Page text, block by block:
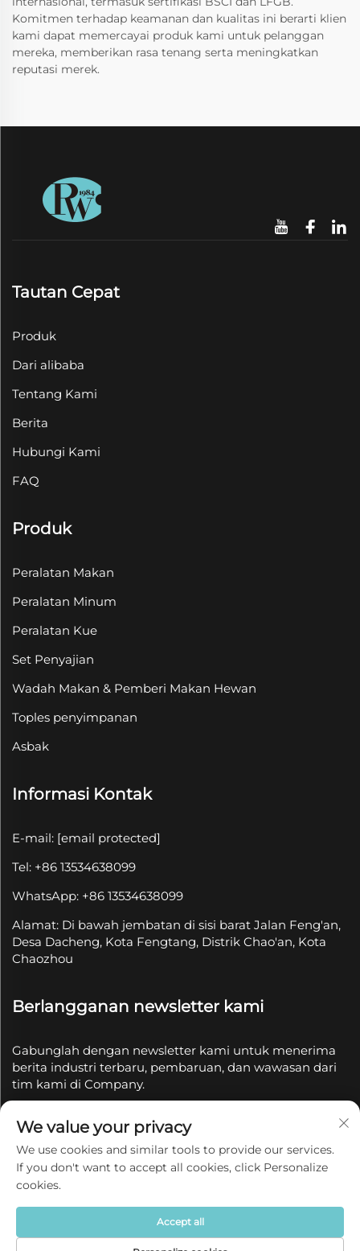
Komitmen terhadap keamanan dan kualitas ini berarti klien
kami dapat memercayai produk kami untuk pelanggan
mereka, memberikan rasa tenang serta meningkatkan
reputasi merek.
Tautan Cepat
Produk
Dari alibaba
Tentang Kami
Berita
Hubungi Kami
FAQ
Produk
Peralatan Makan
Peralatan Minum
Peralatan Kue
Set Penyajian
Wadah Makan & Pemberi Makan Hewan
Toples penyimpanan
Asbak
Informasi Kontak
E-mail: [email protected]
Tel: +86 13534638099
WhatsApp: +86 13534638099
Alamat: Di bawah jembatan di sisi barat Jalan Feng'an,
Desa Dacheng, Kota Fengtang, Distrik Chao'an, Kota
Chaozhou
Berlangganan newsletter kami
Gabunglah dengan newsletter kami untuk menerima
berita industri terbaru, pembaruan, dan wawasan dari
tim kami di Company.
Hak Cipta © 2025 oleh Chaozhou Qianyue Ceramics Co.,
Ltd.
Kebijakan Privasi
We value your privacy
We use cookies and similar tools to provide our services.
If you don't want to accept all cookies, click Personalize
cookies.
Accept all